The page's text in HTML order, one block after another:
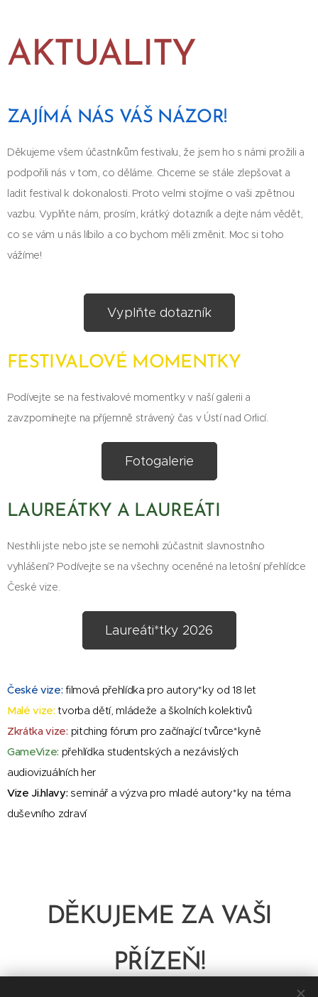
AKTUALITY
ZAJÍMÁ NÁS VÁŠ NÁZOR!
Děkujeme všem účastníkům festivalu, že jsem ho s námi prožili a
podpořili nás v tom, co děláme. Chceme se stále zlepšovat a
ladit festival k dokonalosti. Proto velmi stojíme o vaši zpětnou
vazbu. Vyplňte nám, prosím, krátký dotazník a dejte nám vědět,
co se vám u nás líbilo a co bychom měli změnit. Moc si toho
vážíme!
Vyplňte dotazník
FESTIVALOVÉ MOMENTKY
Podívejte se na festivalové momentky v naší galerii a
zavzpomínejte na příjemně strávený čas v Ústí nad Orlicí.
Fotogalerie
LAUREÁTKY A LAUREÁTI
Nestihli jste nebo jste se nemohli zúčastnit slavnostního
vyhlášení? Podívejte se na všechny oceněné na letošní přehlídce
České vize.
Laureáti*tky 2026
České vize:filmová přehlídka pro autory*ky od 18 let
Malé vize:tvorba dětí, mládeže a školních kolektivů
Zkrátka vize: pitching fórum pro začínající tvůrce*kyně
GameVize: přehlídka studentských a nezávislých
audiovizuálních her
Vize Ji.hlavy:seminář a výzva pro mladé autory*ky na téma
duševního zdraví
DĚKUJEME ZA VAŠI
PŘÍZEŇ!